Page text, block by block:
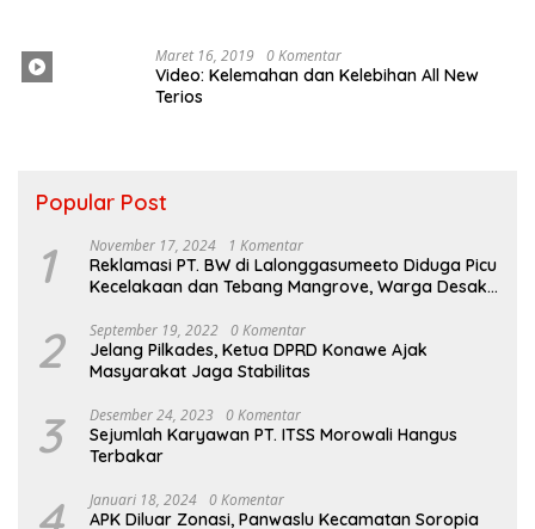
Maret 16, 2019 0 Komentar
Video: Kelemahan dan Kelebihan All New
Terios
Popular Post
1 November 17, 2024 1 Komentar
Reklamasi PT. BW di Lalonggasumeeto Diduga Picu
Kecelakaan dan Tebang Mangrove, Warga Desak
2 September 19, 2022 0 Komentar
Jelang Pilkades, Ketua DPRD Konawe Ajak
Masyarakat Jaga Stabilitas
3 Desember 24, 2023 0 Komentar
Sejumlah Karyawan PT. ITSS Morowali Hangus
Terbakar
Januari 18, 2024 0 Komentar
APK Diluar Zonasi, Panwaslu Kecamatan Soropia